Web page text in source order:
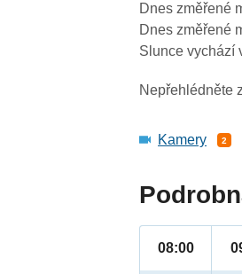
Dnes změřené
Dnes změřené
Slunce vychází
Nepřehlédněte
Kamery 2
08:00